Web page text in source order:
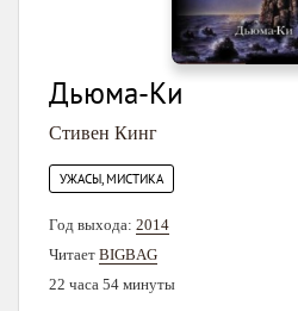
Дьюма-Ки
Стивен Кинг
УЖАСЫ, МИСТИКА
Год выхода: 2014
Читает BIGBAG
22 часа 54 минуты